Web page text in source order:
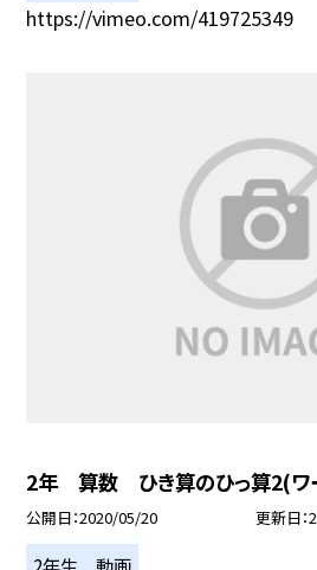
https://vimeo.com/419725349
2年 算数 ひき算のひっ算2(ワ
公開日 2020/05/20 更新日